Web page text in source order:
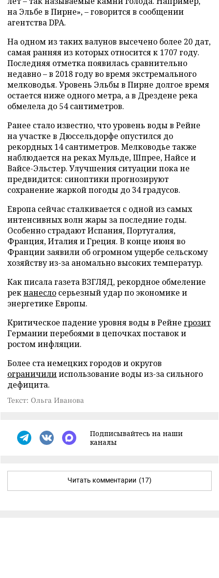
на Эльбе в Пирне», – говорится в сообщении
агентства DPA.
На одном из таких валунов высечено более 20 дат,
самая ранняя из которых относится к 1707 году.
Последняя отметка появилась сравнительно
недавно – в 2018 году во время экстремального
мелководья. Уровень Эльбы в Пирне долгое время
остается ниже одного метра, а в Дрездене река
обмелела до 54 сантиметров.
Ранее стало известно, что уровень воды в Рейне
на участке в Дюссельдорфе опустился до
рекордных 14 сантиметров. Мелководье также
наблюдается на реках Мульде, Шпрее, Найсе и
Вайсе-Эльстер. Улучшения ситуации пока не
предвидится: синоптики прогнозируют
сохранение жаркой погоды до 34 градусов.
Европа сейчас сталкивается с одной из самых
интенсивных волн жары за последние годы.
Особенно страдают Испания, Португалия,
Франция, Италия и Греция. В конце июня во
Франции заявили об огромном ущербе сельскому
хозяйству из-за аномально высоких температур.
Как писала газета ВЗГЛЯД, рекордное обмеление
рекнанесло серьезный удар по экономике и
энергетике Европы.
Критическое падение уровня воды в Рейне грозит
Германии перебоями в цепочках поставок и
ростом инфляции.
Более ста немецких городов и округов
ограничилииспользование воды из-за сильного
дефицита.
Текст: Ольга Иванова
Подписывайтесь на наши
каналы
Читать комментарии (17)